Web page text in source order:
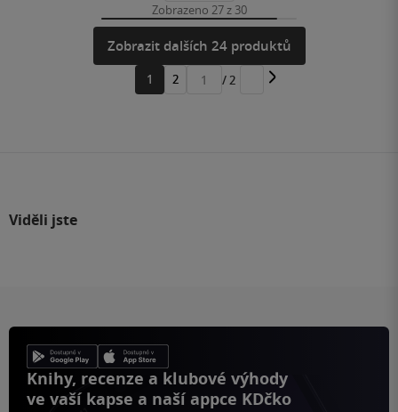
Zobrazeno 27 z 30
Zobrazit dalších 24 produktů
1 2
Přejít
/ 2
Viděli jste
Knihy, recenze a klubové výhody
ve vaší kapse a naší appce KDčko